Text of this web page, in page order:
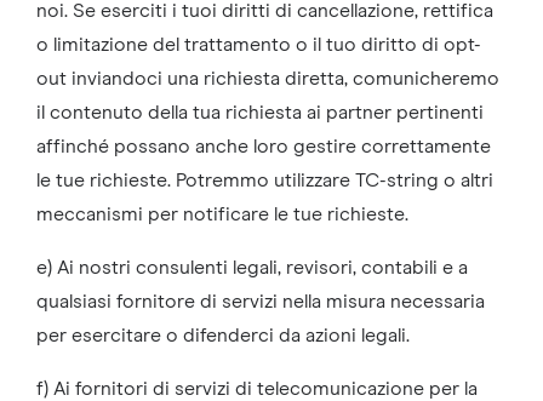
noi. Se eserciti i tuoi diritti di cancellazione, rettifica
o limitazione del trattamento o il tuo diritto di opt-
out inviandoci una richiesta diretta, comunicheremo
il contenuto della tua richiesta ai partner pertinenti
affinché possano anche loro gestire correttamente
le tue richieste. Potremmo utilizzare TC-string o altri
meccanismi per notificare le tue richieste.
e) Ai nostri consulenti legali, revisori, contabili e a
qualsiasi fornitore di servizi nella misura necessaria
per esercitare o difenderci da azioni legali.
f) Ai fornitori di servizi di telecomunicazione per la